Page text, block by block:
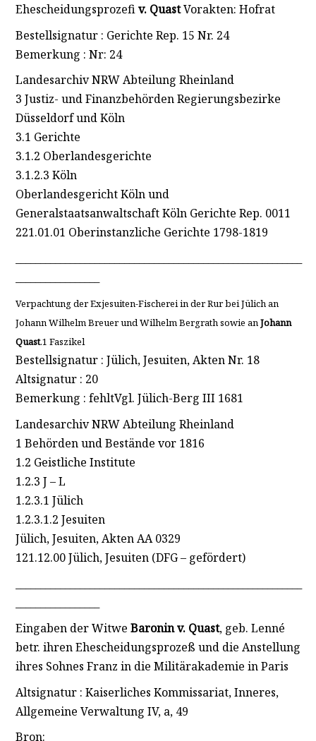
Ehescheidungsprozefiv. QuastVorakten: Hofrat
Bestellsignatur : Gerichte Rep. 15 Nr. 24
Bemerkung : Nr: 24
Landesarchiv NRW Abteilung Rheinland
3 Justiz- und Finanzbehörden Regierungsbezirke
Düsseldorf und Köln
3.1 Gerichte
3.1.2 Oberlandesgerichte
3.1.2.3 Köln
Oberlandesgericht Köln und
Generalstaatsanwaltschaft Köln Gerichte Rep. 0011
221.01.01 Oberinstanzliche Gerichte 1798-1819
Verpachtung der Exjesuiten-Fischerei in der Rur bei Jülich an
Johann Wilhelm Breuer und Wilhelm Bergrath sowie anJohann
Quast.1 Faszikel
Bestellsignatur : Jülich, Jesuiten, Akten Nr. 18
Altsignatur : 20
Bemerkung : fehltVgl. Jülich-Berg III 1681
Landesarchiv NRW Abteilung Rheinland
1 Behörden und Bestände vor 1816
1.2 Geistliche Institute
1.2.3 J – L
1.2.3.1 Jülich
1.2.3.1.2 Jesuiten
Jülich, Jesuiten, Akten AA 0329
121.12.00 Jülich, Jesuiten (DFG – gefördert)
Eingaben der Witwe Baronin v. Quast, geb. Lenné
betr. ihren Ehescheidungsprozeß und die Anstellung
ihres Sohnes Franz in die Militärakademie in Paris
Altsignatur : Kaiserliches Kommissariat, Inneres,
Allgemeine Verwaltung IV, a, 49
Bron: